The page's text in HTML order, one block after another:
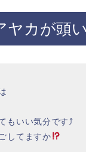
ヤカが頭
もいい気分です⤴
してますか